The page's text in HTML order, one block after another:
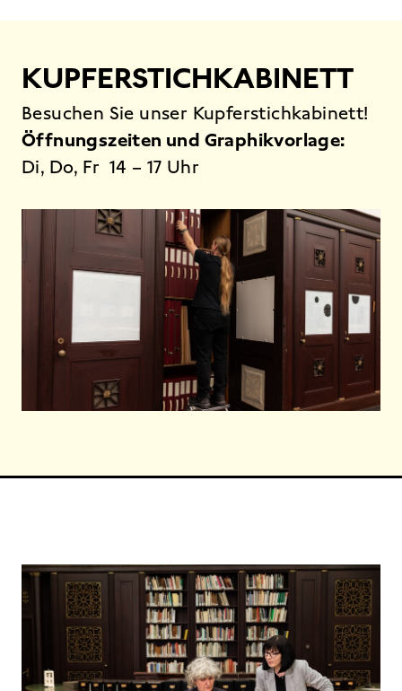
KUPFERSTICHKABINETT
Besuchen Sie unser Kupferstichkabinett!
Öffnungszeiten und Graphikvorlage:
Di, Do, Fr 14 – 17 Uhr